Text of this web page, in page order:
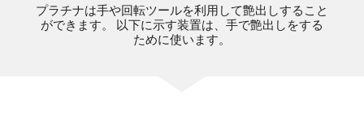
プラチナは手や回転ツールを利用して艶出しすること
ができます。 以下に示す装置は、手で艶出しをする
ために使います。